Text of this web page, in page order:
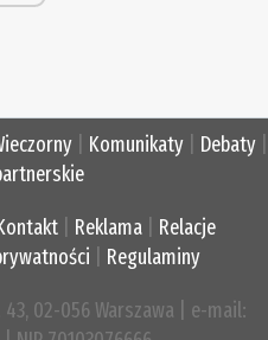
Komunikaty Debaty
Reklama
Relacje
Regulaminy
43, 02-056 Warszawa | e-mail: